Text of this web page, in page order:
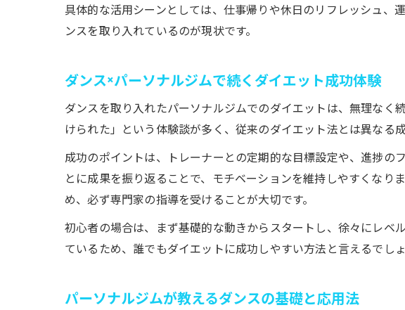
パーソナ
リバウン
パーソナ
具体的な活用シーンとしては、仕事帰りや休日のリフレッシュ
ンスを取り入れているのが現状です。
ダンス×パーソナルジムで続くダイエット成功体験
ダンスを取り入れたパーソナルジムでのダイエットは、無理な
けられた」という体験談が多く、従来のダイエット法とは異なる
成功のポイントは、トレーナーとの定期的な目標設定や、進捗の
とに成果を振り返ることで、モチベーションを維持しやすくな
め、必ず専門家の指導を受けることが大切です。
初心者の場合は、まず基礎的な動きからスタートし、徐々にレベ
ているため、誰でもダイエットに成功しやすい方法と言えるでしょ
パーソナルジムが教えるダンスの基礎と応用法